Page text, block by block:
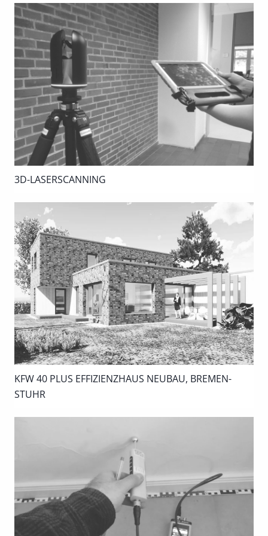
3D-LASERSCANNING
KFW 40 PLUS EFFIZIENZHAUS NEUBAU, BREMEN-
STUHR